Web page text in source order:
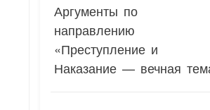
Аргументы по
направлению
«Преступление и
Наказание — вечная